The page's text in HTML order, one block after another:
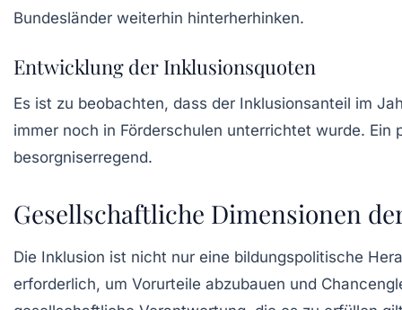
Bundesländer weiterhin hinterherhinken.
Entwicklung der Inklusionsquoten
Es ist zu beobachten, dass der Inklusionsanteil im
immer noch in Förderschulen unterrichtet wurde.
besorgniserregend.
Gesellschaftliche Dimensionen
Die Inklusion ist nicht nur eine bildungspolitische
erforderlich, um Vorurteile abzubauen und